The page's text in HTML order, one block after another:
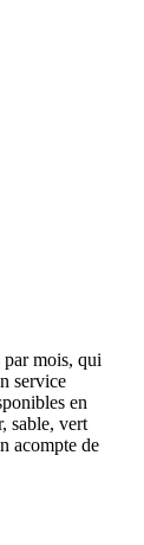
mois, qui
service
en
sable, vert
acompte de